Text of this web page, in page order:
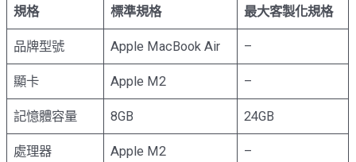
規格 標準規格 最大客製化規格
品牌型號 Apple MacBook Air –
顯卡 Apple M2 –
記憶體容量 8GB 24GB
處理器 Apple M2 –